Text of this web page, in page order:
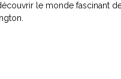
le monde fascinant